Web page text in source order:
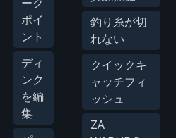
ポイ
ント
ディ
ンク
を編
集
釣り糸が切
れない
クイックキ
ャッチフィ
ッシュ
ZA